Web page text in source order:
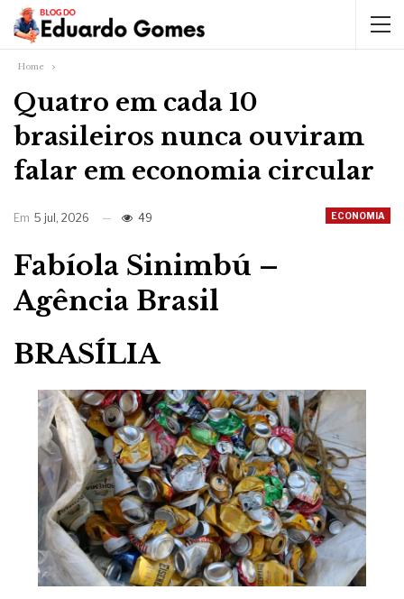
Home
Quatro em cada 10
brasileiros nunca ouviram
falar em economia circular
ECONOMIA
Em 5 jul, 2026 49
Fabíola Sinimbú –
Agência Brasil
BRASÍLIA